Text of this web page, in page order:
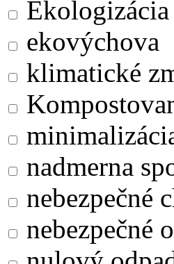
ekovýchova
klimatické
nadmerna
nebezpečné
nebezpečné